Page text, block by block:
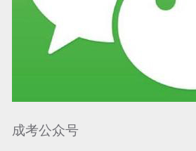
成考公众号